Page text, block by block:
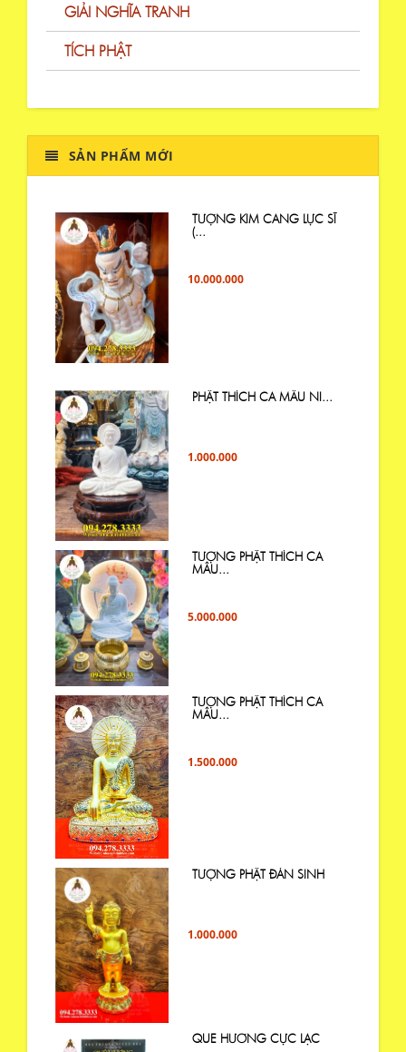
GIẢI NGHĨA TRANH
TÍCH PHẬT
SẢN PHẨM MỚI
TƯỢNG KIM CANG LỰC SĨ
(...
10.000.000
PHẬT THÍCH CA MÂU NI...
1.000.000
TƯỢNG PHẬT THÍCH CA
MÂU...
5.000.000
TƯỢNG PHẬT THÍCH CA
MÂU...
1.500.000
TƯỢNG PHẬT ĐẢN SINH
1.000.000
QUE HƯƠNG CỰC LẠC